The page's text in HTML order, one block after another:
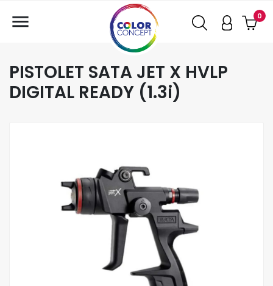
0

PISTOLET SATA JET X HVLP
DIGITAL READY (1.3i)